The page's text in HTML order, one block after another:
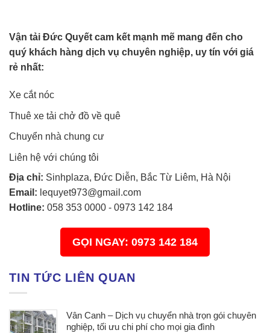
Vận tải Đức Quyết cam kết mạnh mẽ mang đến cho
quý khách hàng dịch vụ chuyên nghiệp, uy tín với giá
rẻ nhất:
Xe cắt nóc
Thuê xe tải chở đồ về quê
Chuyển nhà chung cư
Liên hệ với chúng tôi
Địa chỉ: Sinhplaza, Đức Diễn, Bắc Từ Liêm, Hà Nội
Email: lequyet973@gmail.com
Hotline: 058 353 0000 - 0973 142 184
GỌI NGAY: 0973 142 184
TIN TỨC LIÊN QUAN
Vân Canh – Dịch vụ chuyển nhà trọn gói chuyên
nghiệp, tối ưu chi phí cho mọi gia đình